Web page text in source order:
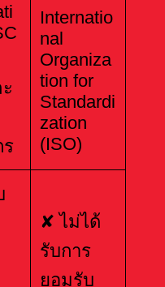
Internatio
nal
Organiza
tion for
Standardi
zation
(ISO)
✘ ไม่ได้
รับการ
ยอมรับ